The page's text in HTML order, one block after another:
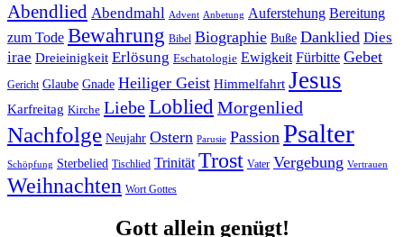
Abendlied Abendmahl Advent Anbetung Auferstehung Bereitung
zum Tode Bewahrung Bibel Biographie Buße Danklied Dies
irae Dreieinigkeit Erlösung Eschatologie Ewigkeit Fürbitte Gebet
Gericht Glaube Gnade Heiliger Geist Himmelfahrt Jesus
Karfreitag Kirche LiebeLoblied Morgenlied
Nachfolge Neujahr Ostern Parusie Passion Psalter
Schöpfung Sterbelied Tischlied Trinität Trost Vater Vergebung Vertrauen
Weihnachten Wort Gottes
Gott allein genügt!